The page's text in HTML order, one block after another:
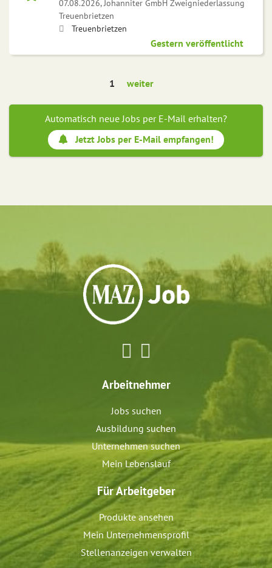
07.08.2026,Johanniter GmbH Zweigniederlassung
Treuenbrietzen
Treuenbrietzen
Gestern veröffentlicht
1 weiter
Automatisch neue Jobs per E-Mail erhalten?
Jetzt Jobs per E-Mail empfangen!
Arbeitnehmer
Jobs suchen
Ausbildung suchen
Unternehmen suchen
Mein Lebenslauf
Für Arbeitgeber
Produkte ansehen
Mein Unternehmensprofil
Stellenanzeigen verwalten